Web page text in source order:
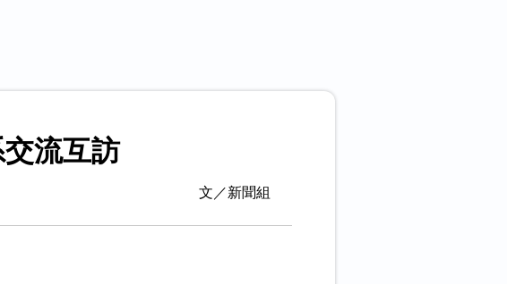
流互訪
文／新聞組